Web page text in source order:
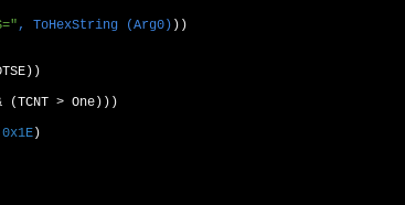
, ToHexString (Arg0) ))
(TCNT > One)))
0x1E)